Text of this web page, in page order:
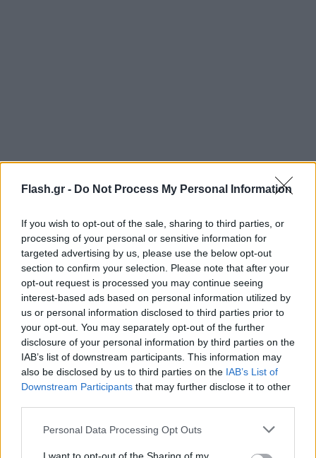
Flash.gr - Do Not Process My Personal Information
If you wish to opt-out of the sale, sharing to third parties, or
processing of your personal or sensitive information for
targeted advertising by us, please use the below opt-out
section to confirm your selection. Please note that after your
opt-out request is processed you may continue seeing
interest-based ads based on personal information utilized by
us or personal information disclosed to third parties prior to
your opt-out. You may separately opt-out of the further
disclosure of your personal information by third parties on the
IAB’s list of downstream participants. This information may
also be disclosed by us to third parties on the IAB’s List of
Downstream Participants that may further disclose it to other
Please note that this website/app uses one or more Google
Personal Data Processing Opt Outs
άριστους και συγχρόνως ενισχύει τους πιο
ευάλωτους οικονομικά. Το πρόγραμμα
υποτροφιών, αλλά και το επίδομα στις μητέρες
δικηγόρους, για το οποίο, επίσης ελήφθη απόφαση
από το Δ.Σ. της Αθήνας μετά από πρόταση της
αρμόδιας επιτροπής, αποτελούμενης από τους
Συμβούλους Κώστα Καρέτσο, Δημήτρη Λυρίτση και
Στέλιο Λεριό, αναδεικνύει τα κοινωνικά
αντανακλαστικά του Συλλόγου.
ακολουθήσουν νέες καινοτόμες προτάσεις, με
σκοπό τη βελτίωση των συνθηκών της δικηγορίας,